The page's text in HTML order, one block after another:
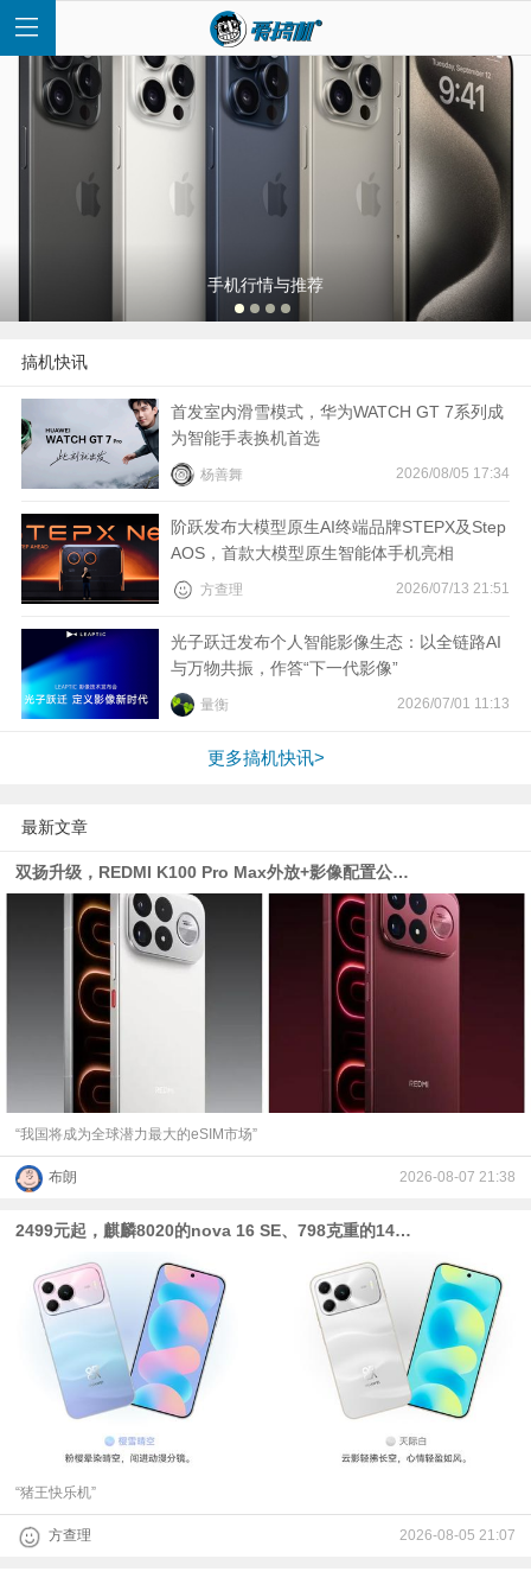
评
测
视
频
科
验
手机行情与推荐
搞机快讯
首发室内滑雪模式，华为WATCH GT 7系列成
为智能手表换机首选
杨善舞 2026/08/05 17:34
阶跃发布大模型原生AI终端品牌STEPX及Step
AOS，首款大模型原生智能体手机亮相
方查理 2026/07/13 21:51
光子跃迁发布个人智能影像生态：以全链路AI
与万物共振，作答“下一代影像”
量衡 2026/07/01 11:13
更多搞机快讯>
最新文章
双扬升级，REDMI K100 Pro Max外放+影像配置公布 | 荣耀MagicOS 11亮点公布| 信通院发布eSIM研究报告
“我国将成为全球潜力最大的eSIM市场”
布朗 2026-08-07 21:38
2499元起，麒麟8020的nova 16 SE、798克重的14英寸笔记本发布
“猪王快乐机”
方查理 2026-08-05 21:07